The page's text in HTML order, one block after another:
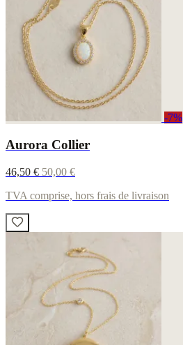
-7%
Aurora Collier
46,50 € 50,00 €
TVA comprise, hors frais de livraison